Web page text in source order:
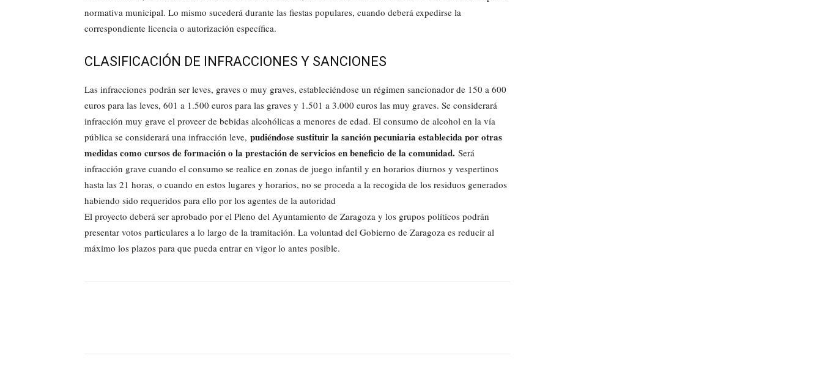
normativa municipal. Lo mismo sucederá durante las fiestas populares, cuando deberá expedirse la
correspondiente licencia o autorización específica.
CLASIFICACIÓN DE INFRACCIONES Y SANCIONES
Las infracciones podrán ser leves, graves o muy graves, estableciéndose un régimen sancionador de 150 a 600
euros para las leves, 601 a 1.500 euros para las graves y 1.501 a 3.000 euros las muy graves. Se considerará
infracción muy grave el proveer de bebidas alcohólicas a menores de edad. El consumo de alcohol en la vía
pública se considerará una infracción leve, pudiéndose sustituir la sanción pecuniaria establecida por otras
medidas como cursos de formación o la prestación de servicios en beneficio de la comunidad. Será
infracción grave cuando el consumo se realice en zonas de juego infantil y en horarios diurnos y vespertinos
hasta las 21 horas, o cuando en estos lugares y horarios, no se proceda a la recogida de los residuos generados
habiendo sido requeridos para ello por los agentes de la autoridad
El proyecto deberá ser aprobado por el Pleno del Ayuntamiento de Zaragoza y los grupos políticos podrán
presentar votos particulares a lo largo de la tramitación. La voluntad del Gobierno de Zaragoza es reducir al
máximo los plazos para que pueda entrar en vigor lo antes posible.